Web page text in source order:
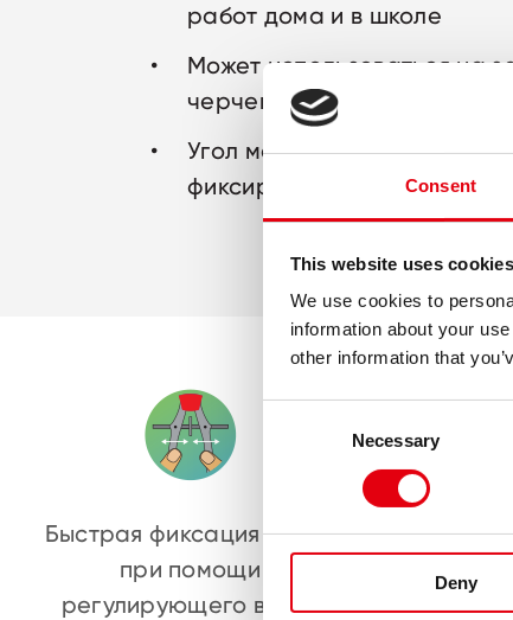
Consent
This website uses cookies
We use cookies to
information about your
other information that
Necessary
Deny
работ дома и в школе
Может использоваться на
черчению, геометрии,
Угол между ножками легко
фиксируется регулирующим
Быстрая фиксация ножек
при помощи
регулирующего винта